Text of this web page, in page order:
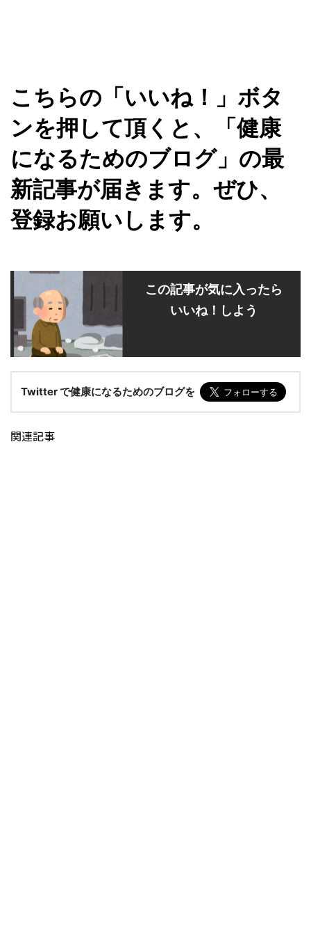
こちらの「いいね！」ボタ
ンを押して頂くと、「健康
になるためのブログ」の最
新記事が届きます。ぜひ、
登録お願いします。
この記事が気に入ったら
いいね！しよう
Twitter で健康になるためのブログを
関連記事